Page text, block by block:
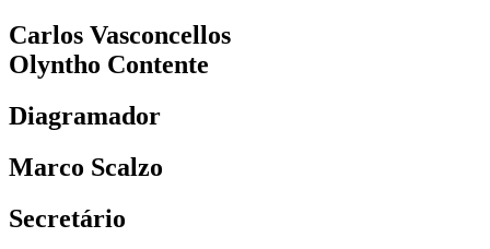
Carlos Vasconcellos
Olyntho Contente
Diagramador
Marco Scalzo
Secretário